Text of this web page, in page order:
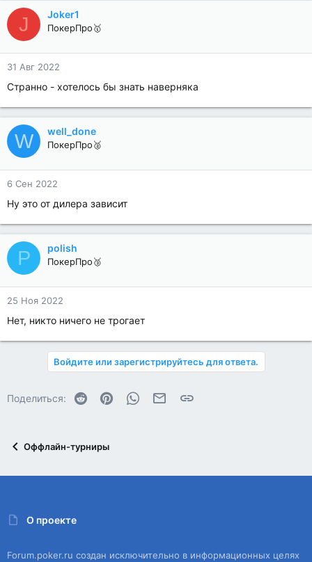
J Joker1
ПокерПро🥇
31 Авг 2022
Странно - хотелось бы знать наверняка
W well_done
ПокерПро🥈
6 Сен 2022
Ну это от дилера зависит
P polish
ПокерПро🥉
25 Ноя 2022
Нет, никто ничего не трогает
Войдите или зарегистрируйтесь для ответа.
Поделиться: Reddit PinterestWhatsAppЭлектронная почта
Ссылка
Оффлайн-турниры
О проекте
Forum.poker.ru создан исключительно в информационных целях